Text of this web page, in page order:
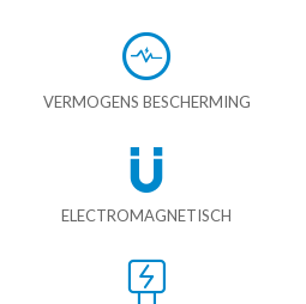
VERMOGENS BESCHERMING
ELECTROMAGNETISCH